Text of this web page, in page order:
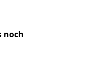
noch